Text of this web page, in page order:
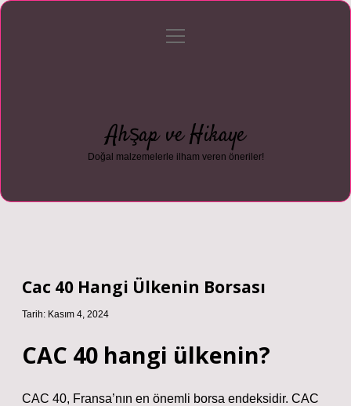
Gizlilik Politikası
menüyü
Ahşap ve Hikaye
Doğal malzemelerle ilham veren öneriler!
Cac 40 Hangi Ülkenin Borsası
Tarih: Kasım 4, 2024
CAC 40 hangi ülkenin?
CAC 40, Fransa’nın en önemli borsa endeksidir. CAC